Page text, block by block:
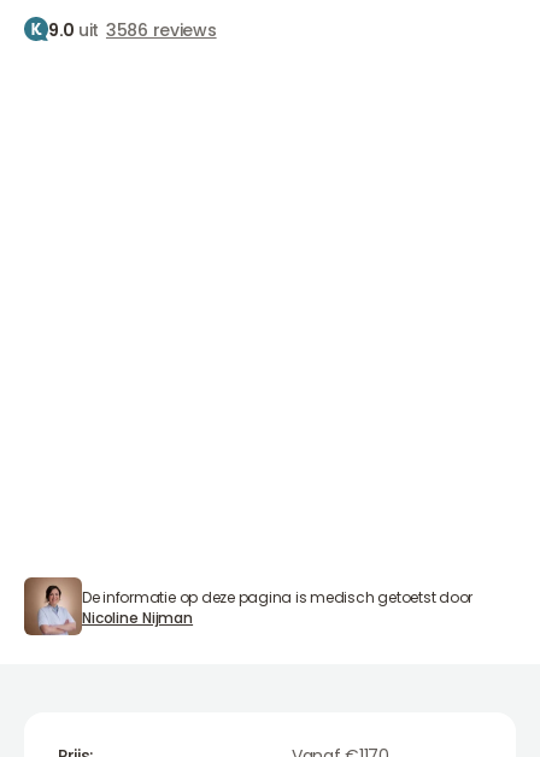
9.0 uit 3586 reviews
Nicoline Nijman
De informatie op deze pagina is medisch getoetst door
Nicoline Nijman